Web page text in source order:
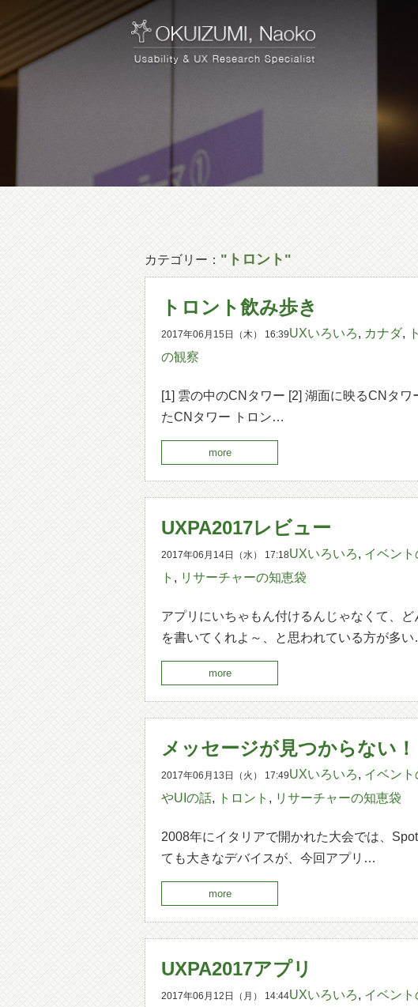
カテゴリー： "トロント"
トロント飲み歩き
2017年06月15日（木） 16:39UXいろいろ, カナダ,
の観察
[1] 雲の中のCNタワー [2] 湖面に映るCNタワ
たCNタワー トロン…
more
UXPA2017レビュー
2017年06月14日（水） 17:18UXいろいろ, イベント
ト , リサーチャーの知恵袋
アプリにいちゃもん付けるんじゃなくて、
を書いてくれよ～、と思われている方が多
more
メッセージが見つからない！
2017年06月13日（火） 17:49UXいろいろ, イベント
やUIの話, トロント , リサーチャーの知恵袋
2008年にイタリアで開かれた大会では、
ても大きなデバイスが、今回アプリ…
more
UXPA2017アプリ
2017年06月12日（月） 14:44UXいろいろ, イベント